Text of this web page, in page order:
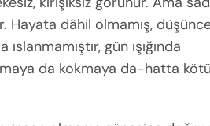
Hayata dâhil olmamış,
gün ışığında
da kokmaya da-hatta kötü